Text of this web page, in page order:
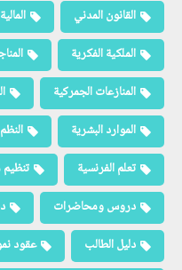
القانون المدني
الملكية الفكرية
المنازعات الجمركية
الموارد البشرية
تعلم الفرنسية
تنظيم
دروس ومحاضرات
دليل الطالب
عقود